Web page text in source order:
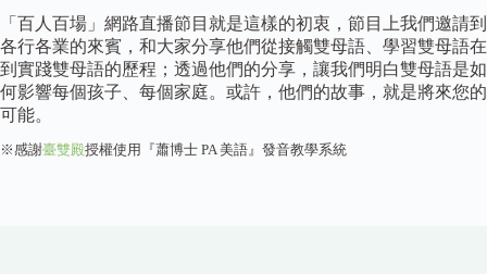
「百人百場」網路直播節目就是這樣的初衷，節目上我們邀請到
各行各業的來賓，和大家分享他們從接觸雙母語、學習雙母語在
到實踐雙母語的歷程；透過他們的分享，讓我們明白雙母語是如
何影響每個孩子、每個家庭。或許，他們的故事，就是將來您的
可能。
※感謝臺雙殿授權使用『蕭博士 PA 美語』發音教學系統